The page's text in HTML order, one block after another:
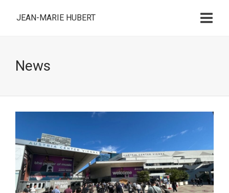
JEAN-MARIE HUBERT
News